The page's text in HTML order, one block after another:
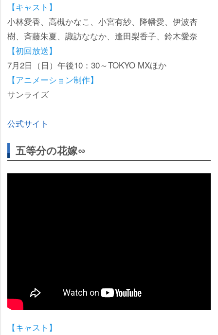
【キャスト】
小林愛香、高槻かなこ、小宮有紗、降幡愛、伊波杏
樹、斉藤朱夏、諏訪ななか、逢田梨香子、鈴木愛奈
【初回放送】
7月2日（日）午後10：30～TOKYO MXほか
【アニメーション制作】
サンライズ
公式サイト
五等分の花嫁∽
【キャスト】